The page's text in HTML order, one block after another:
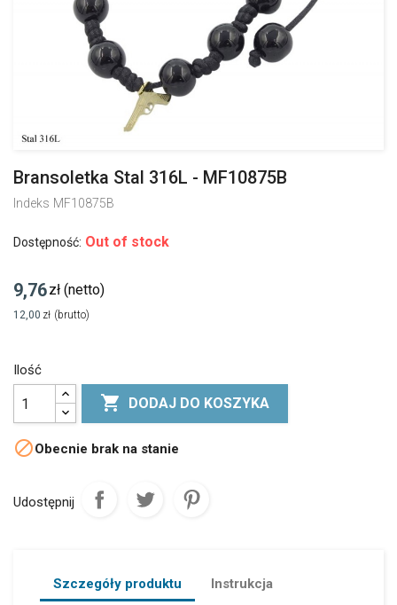
Bransoletka Stal 316L - MF10875B
Indeks MF10875B
Dostępność: Out of stock
9,76zł (netto)
12,00 zł (brutto)
Ilość
 DODAJ DO KOSZYKA
Obecnie brak na stanie
Udostępnij
Szczegóły produktu
Instrukcja